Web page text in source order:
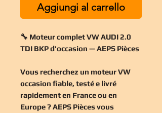
Aggiungi al carrello
🔧 Moteur complet VW AUDI 2.0
TDI BKP d'occasion — AEPS Pièces
Vous recherchez un moteur VW
occasion fiable, testé e livré
rapidement en France ou en
Europe ? AEPS Pièces vous